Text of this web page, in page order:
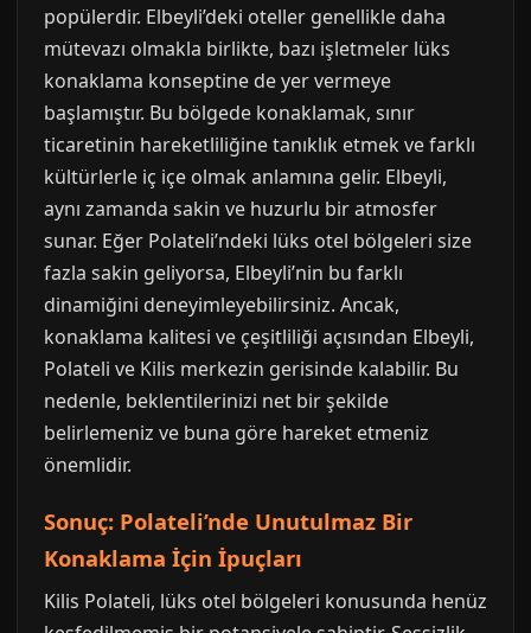
popülerdir. Elbeyli’deki oteller genellikle daha
mütevazı olmakla birlikte, bazı işletmeler lüks
konaklama konseptine de yer vermeye
başlamıştır. Bu bölgede konaklamak, sınır
ticaretinin hareketliliğine tanıklık etmek ve farklı
kültürlerle iç içe olmak anlamına gelir. Elbeyli,
aynı zamanda sakin ve huzurlu bir atmosfer
sunar. Eğer Polateli’ndeki lüks otel bölgeleri size
fazla sakin geliyorsa, Elbeyli’nin bu farklı
dinamiğini deneyimleyebilirsiniz. Ancak,
konaklama kalitesi ve çeşitliliği açısından Elbeyli,
Polateli ve Kilis merkezin gerisinde kalabilir. Bu
nedenle, beklentilerinizi net bir şekilde
belirlemeniz ve buna göre hareket etmeniz
önemlidir.
Sonuç: Polateli’nde Unutulmaz Bir
Konaklama İçin İpuçları
Kilis Polateli, lüks otel bölgeleri konusunda henüz